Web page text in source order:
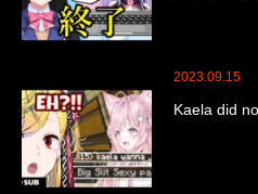
2023.09.15
Kaela did